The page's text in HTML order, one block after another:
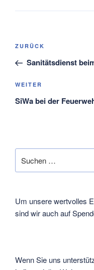
Beitragsnavigation
Vorheriger
Beitrag
ZURÜCK
Sanitätsdienst
Nächster
Beitrag
WEITER
SiWa bei der
nach:
Um unsere wertvolles
sind wir auch auf
Wenn Sie uns